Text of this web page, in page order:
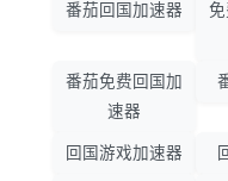
番茄回国加速器
番茄免费回国加
速器
回国游戏加速器